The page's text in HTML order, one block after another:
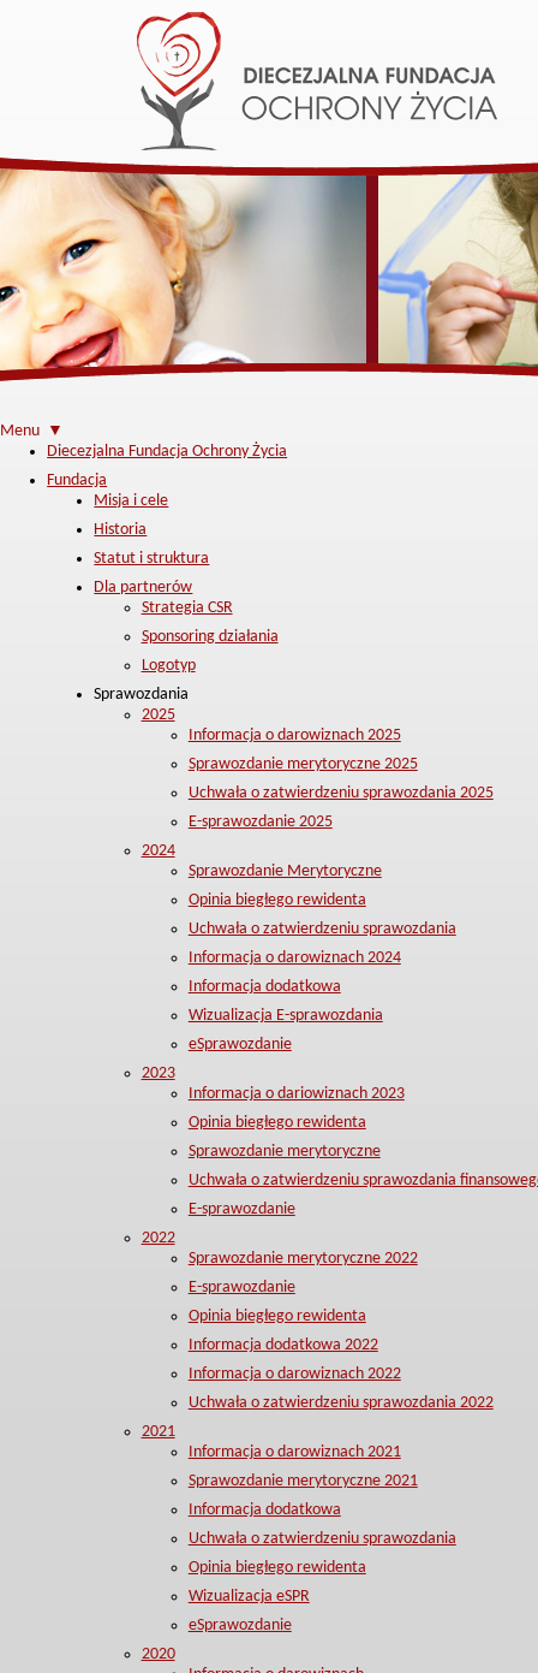
Menu ▼
Diecezjalna Fundacja Ochrony Życia
Fundacja
Misja i cele
Historia
Statut i struktura
Dla partnerów
Strategia CSR
Sponsoring działania
Logotyp
Sprawozdania
2025
Informacja o darowiznach 2025
Sprawozdanie merytoryczne 2025
Uchwała o zatwierdzeniu sprawozdania 2025
E-sprawozdanie 2025
2024
Sprawozdanie Merytoryczne
Opinia biegłego rewidenta
Uchwała o zatwierdzeniu sprawozdania
Informacja o darowiznach 2024
Informacja dodatkowa
Wizualizacja E-sprawozdania
eSprawozdanie
2023
Informacja o dariowiznach 2023
Opinia biegłego rewidenta
Sprawozdanie merytoryczne
Uchwała o zatwierdzeniu sprawozdania
E-sprawozdanie
2022
Sprawozdanie merytoryczne 2022
E-sprawozdanie
Opinia biegłego rewidenta
Informacja dodatkowa 2022
Informacja o darowiznach 2022
Uchwała o zatwierdzeniu sprawozdania 2022
2021
Informacja o darowiznach 2021
Sprawozdanie merytoryczne 2021
Informacja dodatkowa
Uchwała o zatwierdzeniu sprawozdania
Opinia biegłego rewidenta
Wizualizacja eSPR
eSprawozdanie
2020